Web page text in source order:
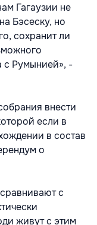
Гагаузии не
Бэсеску, но
сохранит ли
с Румынией», -
внести
если в
в состав
о
с
живут с этим